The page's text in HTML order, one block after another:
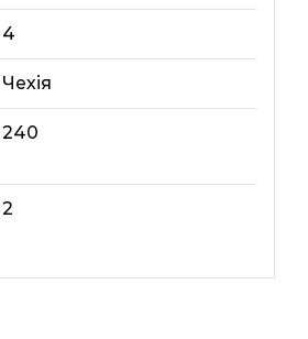
4
Чехія
240
2